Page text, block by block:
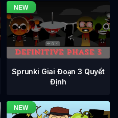
Sprunki Giai Đoạn 3 Quyết
Định